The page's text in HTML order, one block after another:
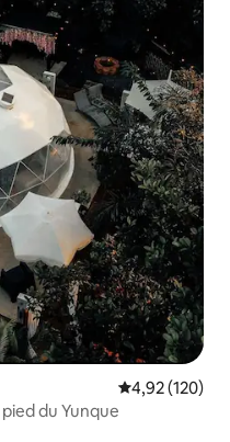
Évaluation
4,92 (120)
du Yunque